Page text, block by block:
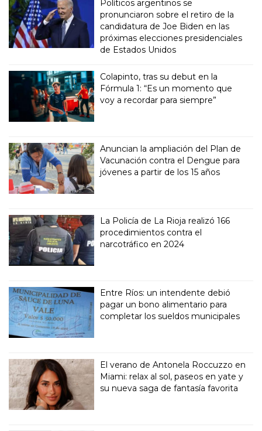
Políticos argentinos se
pronunciaron sobre el retiro de la
candidatura de Joe Biden en las
próximas elecciones presidenciales
de Estados Unidos
Colapinto, tras su debut en la
Fórmula 1: “Es un momento que
voy a recordar para siempre”
Anuncian la ampliación del Plan de
Vacunación contra el Dengue para
jóvenes a partir de los 15 años
La Policía de La Rioja realizó 166
procedimientos contra el
narcotráfico en 2024
Entre Ríos: un intendente debió
pagar un bono alimentario para
completar los sueldos municipales
El verano de Antonela Roccuzzo en
Miami: relax al sol, paseos en yate y
su nueva saga de fantasía favorita